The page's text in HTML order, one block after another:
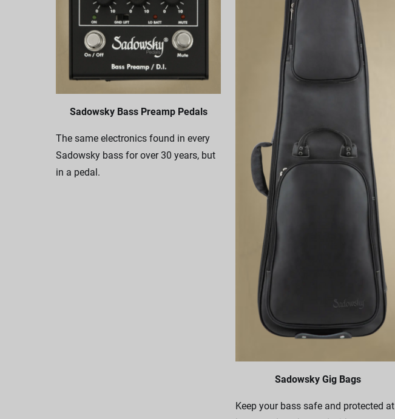
Sadowsky Bass Preamp Pedals
The same electronics found in every
Sadowsky bass for over 30 years, but
in a pedal.
Sadowsky Gig Bags
Keep your bass safe and protected at